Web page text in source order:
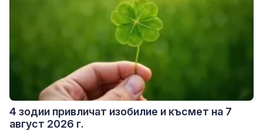
4 зодии привличат изобилие и късмет на 7
август 2026 г.